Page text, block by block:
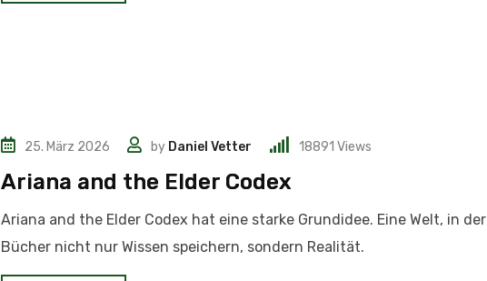
25. März 2026 by Daniel Vetter 18891 Views
Ariana and the Elder Codex
Ariana and the Elder Codex hat eine starke Grundidee. Eine Welt, in der
Bücher nicht nur Wissen speichern, sondern Realität.